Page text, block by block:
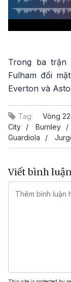
Trong ba trận
Fulham đối
Everton và
Tag: Vòng 22
City
Burnley
Guardiola
Viết bình